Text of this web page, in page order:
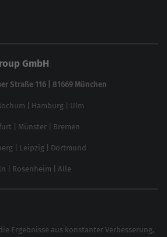
werdenGmbH
Straße 116 | 81669 München
Hamburg Ulm
Münster Bremen
Leipzig Dortmund
Rosenheim Alle
Ergebnisse aus konstanter Verbesserung,